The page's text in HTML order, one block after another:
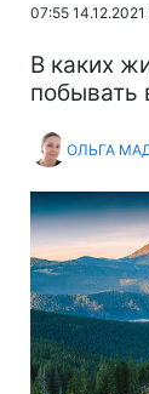
07:55 14.12.2021
В каких
ОЛЬГА